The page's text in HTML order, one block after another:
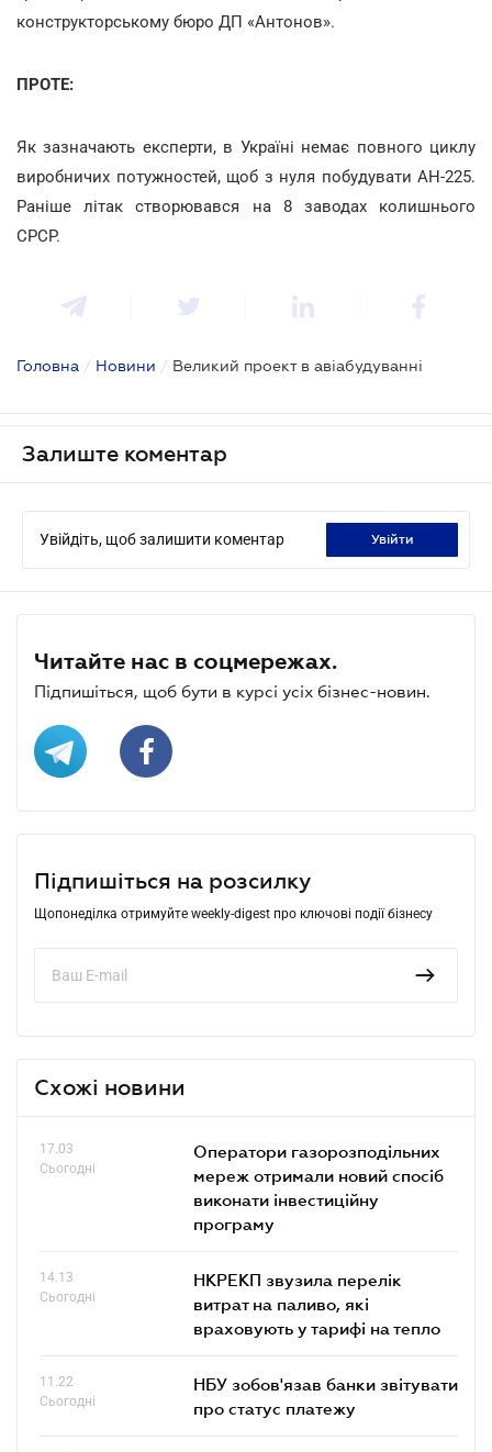
конструкторському бюро ДП «Антонов».
ПРОТЕ:
Як зазначають експерти, в Україні немає повного циклу
виробничих потужностей, щоб з нуля побудувати АН-225.
Раніше літак створювався на 8 заводах колишнього
СРСР.
Головна / Новини / Великий проект в авіабудуванні
Залиште коментар
Увійдіть, щоб залишити коментар увійти
Читайте нас в соцмережах.
Підпишіться, щоб бути в курсі усіх бізнес-новин.
Підпишіться на розсилку
Щопонеділка отримуйте weekly-digest про ключові події бізнесу
Схожі новини
17.03
Сьогодні
Оператори газорозподільних
мереж отримали новий спосіб
виконати інвестиційну
програму
14.13
Сьогодні
НКРЕКП звузила перелік
витрат на паливо, які
враховують у тарифі на тепло
11.22
Сьогодні
НБУ зобов'язав банки звітувати
про статус платежу